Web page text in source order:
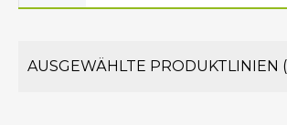
AUSGEWÄHLTE PRODUKTLINIEN